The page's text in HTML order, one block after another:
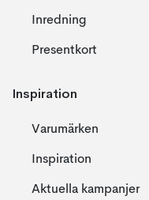
Inredning
Presentkort
Inspiration
Varumärken
Inspiration
Aktuella kampanjer